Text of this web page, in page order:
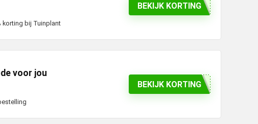
korting bij Tuinplant
BEKIJK KORTING
voor jou
BEKIJK KORTING